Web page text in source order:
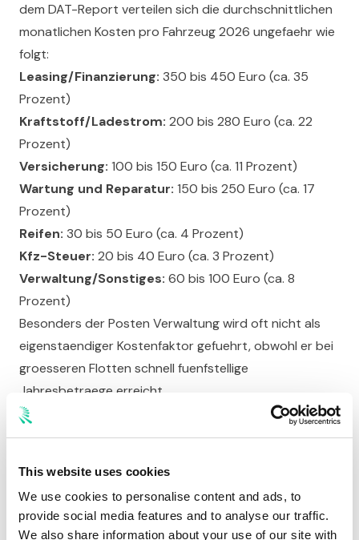
This website uses cookies
We use cookies to personalise content and ads, to
provide social media features and to analyse our traffic.
We also share information about your use of our site with
dem DAT-Report verteilen sich die durchschnittlichen
monatlichen Kosten pro Fahrzeug 2026 ungefaehr wie
folgt:
Leasing/Finanzierung: 350 bis 450 Euro (ca. 35
Prozent)
Kraftstoff/Ladestrom: 200 bis 280 Euro (ca. 22
Prozent)
Versicherung: 100 bis 150 Euro (ca. 11 Prozent)
Wartung und Reparatur: 150 bis 250 Euro (ca. 17
Prozent)
Reifen: 30 bis 50 Euro (ca. 4 Prozent)
Kfz-Steuer: 20 bis 40 Euro (ca. 3 Prozent)
Verwaltung/Sonstiges: 60 bis 100 Euro (ca. 8
Prozent)
Besonders der Posten Verwaltung wird oft nicht als
eigenstaendiger Kostenfaktor gefuehrt, obwohl er bei
groesseren Flotten schnell fuenfstellige
Jahresbetraege erreicht.
Wie sich Unternehmen 2026 schuetzen koennen
Die gute Nachricht: Gegen die meisten dieser
die meisten davon sind keine Raketenwissenschaft.
Werkstattkosten fixieren:Arbeite mit Partnern, die
verbindliche Festpreise anbieten. RONYA garantiert